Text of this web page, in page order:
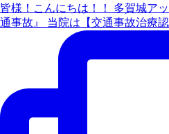
皆様！こんにちは！！ 多賀城ア
通事故』 当院は【交通事故治療